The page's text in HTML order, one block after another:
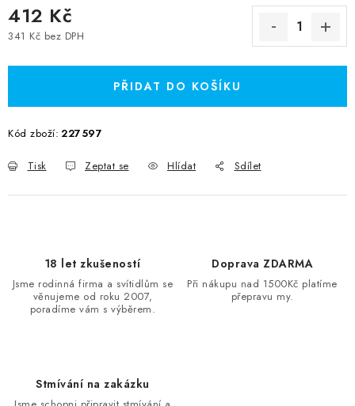
412 Kč
341 Kč bez DPH
PŘIDAT DO KOŠÍKU
Kód zboží: 227597
Tisk Zeptat se Hlídat Sdílet
18 let zkušeností
Jsme rodinná firma a svítidlům se
věnujeme od roku 2007,
poradíme vám s výběrem.
Doprava ZDARMA
Při nákupu nad 1500Kč platíme
přepravu my.
Stmívání na zakázku